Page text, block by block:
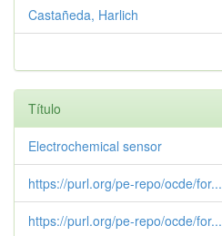
Castañeda, Harlich
Título
Electrochemical sensor
https://purl.org/pe-repo/ocde/for...
https://purl.org/pe-repo/ocde/for...